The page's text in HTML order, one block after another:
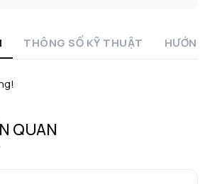
THÔNG SỐ KỸ THUẬT
QUAN